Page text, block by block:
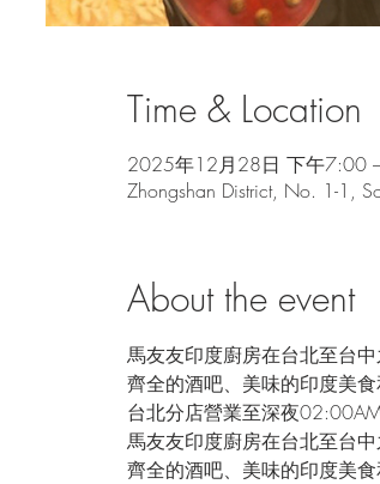
Time & Location
2025年12月28日 下午7:00
Zhongshan District, No. 1-1,
About the event
馬友友印度廚房在台北至台
齊全的酒吧、美味的印度美食
台北分店營業至深夜
馬友友印度廚房在台北至台
齊全的酒吧、美味的印度美食